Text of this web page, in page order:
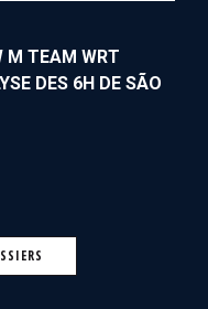
M TEAM WRT
DES 6H DE SÃO